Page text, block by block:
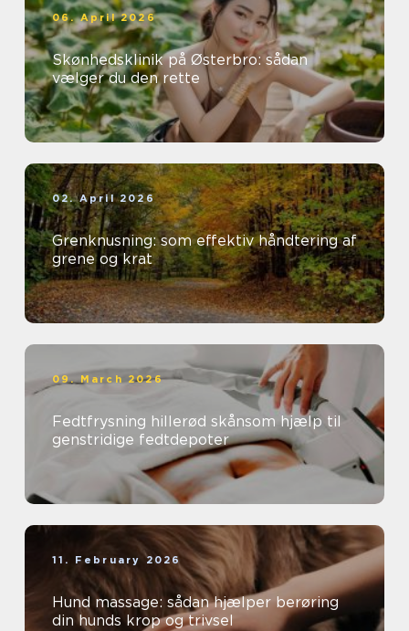
06. April 2026
Skønhedsklinik på Østerbro: sådan
vælger du den rette
02. April 2026
Grenknusning: som effektiv håndtering af
grene og krat
09. March 2026
Fedtfrysning hillerød skånsom hjælp til
genstridige fedtdepoter
11. February 2026
Hund massage: sådan hjælper berøring
din hunds krop og trivsel